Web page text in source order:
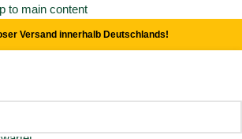
to main content
Versand innerhalb Deutschlands!